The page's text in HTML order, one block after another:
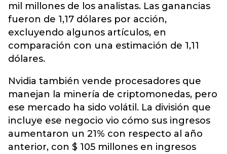
mil millones de los analistas. Las ganancias
fueron de 1,17 dólares por acción,
excluyendo algunos artículos, en
comparación con una estimación de 1,11
dólares.
Nvidia también vende procesadores que
manejan la minería de criptomonedas, pero
ese mercado ha sido volátil. La división que
incluye ese negocio vio cómo sus ingresos
aumentaron un 21% con respecto al año
anterior, con $ 105 millones en ingresos